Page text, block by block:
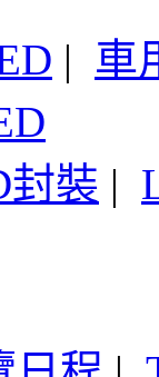
| 車
封裝 |